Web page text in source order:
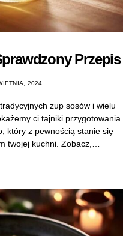
Przepis
2024
zup sosów i wielu
ci tajniki przygotowania
który z pewnością stanie się
twojej kuchni. Zobacz,…